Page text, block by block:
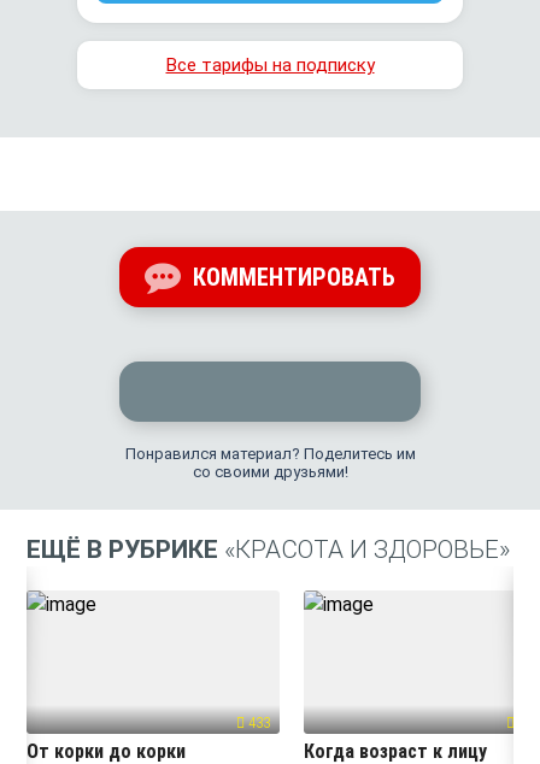
Все тарифы на подписку
КОММЕНТИРОВАТЬ
Понравился материал? Поделитесь им
со своими друзьями!
ЕЩЁ В РУБРИКЕ «КРАСОТА И ЗДОРОВЬЕ»
433
От корки до корки Когда возраст к лицу